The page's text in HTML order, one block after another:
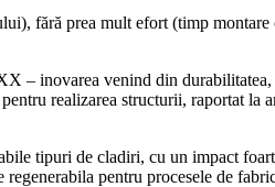
fără prea mult efort (timp
– inovarea venind din
realizarea structurii, raportat
tipuri de cladiri, cu un impact
pentru procesele de